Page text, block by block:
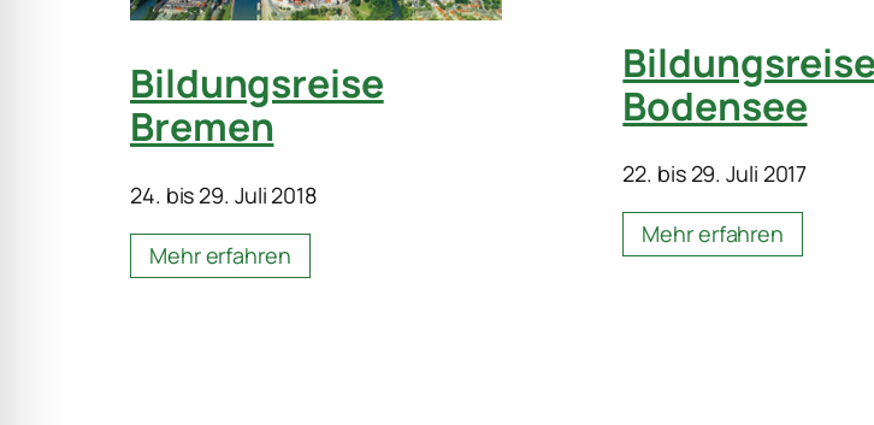
Bildungsreise
Bremen
24. bis 29. Juli 2018
Mehr erfahren
Bildungsreise
Bodensee
22. bis 29. Juli 2017
Mehr erfahren